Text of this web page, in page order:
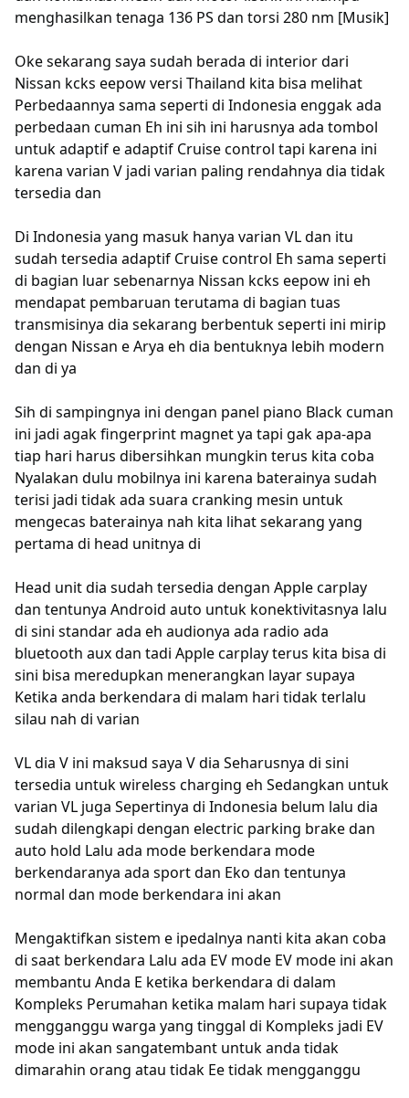
menghasilkan tenaga 136 PS dan torsi 280 nm [Musik]
Oke sekarang saya sudah berada di interior dari
Nissan kcks eepow versi Thailand kita bisa melihat
Perbedaannya sama seperti di Indonesia enggak ada
perbedaan cuman Eh ini sih ini harusnya ada tombol
untuk adaptif e adaptif Cruise control tapi karena ini
karena varian V jadi varian paling rendahnya dia tidak
tersedia dan
Di Indonesia yang masuk hanya varian VL dan itu
sudah tersedia adaptif Cruise control Eh sama seperti
di bagian luar sebenarnya Nissan kcks eepow ini eh
mendapat pembaruan terutama di bagian tuas
transmisinya dia sekarang berbentuk seperti ini mirip
dengan Nissan e Arya eh dia bentuknya lebih modern
dan di ya
Sih di sampingnya ini dengan panel piano Black cuman
ini jadi agak fingerprint magnet ya tapi gak apa-apa
tiap hari harus dibersihkan mungkin terus kita coba
Nyalakan dulu mobilnya ini karena baterainya sudah
terisi jadi tidak ada suara cranking mesin untuk
mengecas baterainya nah kita lihat sekarang yang
pertama di head unitnya di
Head unit dia sudah tersedia dengan Apple carplay
dan tentunya Android auto untuk konektivitasnya lalu
di sini standar ada eh audionya ada radio ada
bluetooth aux dan tadi Apple carplay terus kita bisa di
sini bisa meredupkan menerangkan layar supaya
Ketika anda berkendara di malam hari tidak terlalu
silau nah di varian
VL dia V ini maksud saya V dia Seharusnya di sini
tersedia untuk wireless charging eh Sedangkan untuk
varian VL juga Sepertinya di Indonesia belum lalu dia
sudah dilengkapi dengan electric parking brake dan
auto hold Lalu ada mode berkendara mode
berkendaranya ada sport dan Eko dan tentunya
normal dan mode berkendara ini akan
Mengaktifkan sistem e ipedalnya nanti kita akan coba
di saat berkendara Lalu ada EV mode EV mode ini akan
membantu Anda E ketika berkendara di dalam
Kompleks Perumahan ketika malam hari supaya tidak
mengganggu warga yang tinggal di Kompleks jadi EV
mode ini akan sangatembant untuk anda tidak
dimarahin orang atau tidak Ee tidak mengganggu